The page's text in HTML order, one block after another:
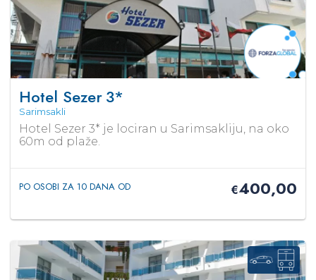
Hotel Sezer3*
Sarimsakli
Hotel Sezer 3* je lociran u Sarimsakliju, na oko
60m od plaže.
PO OSOBI ZA 10 DANA OD €400,00